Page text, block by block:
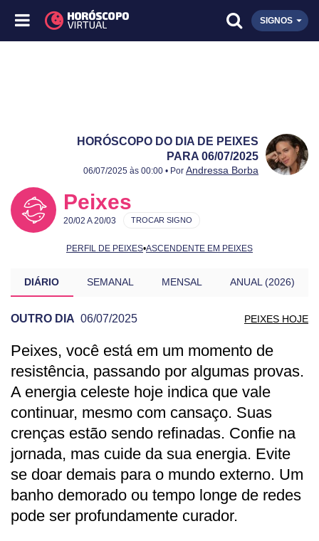
SIGNOS
HORÓSCOPO DO DIA DE PEIXES
PARA 06/07/2025
Publicado:
06/07/2025
Atualizado:
06/07/2025
06/07/2025 às 00:00 • Por Andressa Borba
Peixes
20/02 A 20/03
PERFIL DE PEIXES•ASCENDENTE EM PEIXES
TROCAR SIGNO
DIÁRIO SEMANAL MENSAL ANUAL (2026)
OUTRO DIA 06/07/2025 PEIXES HOJE
PREVISÃO DE PEIXES PARA OUTRO DIA
Peixes, você está em um momento de
resistência, passando por algumas provas.
A energia celeste hoje indica que vale
continuar, mesmo com cansaço. Suas
crenças estão sendo refinadas. Confie na
jornada, mas cuide da sua energia. Evite
se doar demais para o mundo externo. Um
banho demorado ou tempo longe de redes
pode ser profundamente curador.